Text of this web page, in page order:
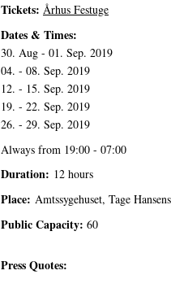
Tickets: Århus Festuge
Dates & Times:
30. Aug - 01. Sep. 2019
04. - 08. Sep. 2019
12. - 15. Sep. 2019
19. - 22. Sep. 2019
26. - 29. Sep. 2019
Always from 19:00 - 07:00
Duration: 12 hours
Place: Amtssygehuset, Tage
Public Capacity: 60
Press Quotes: